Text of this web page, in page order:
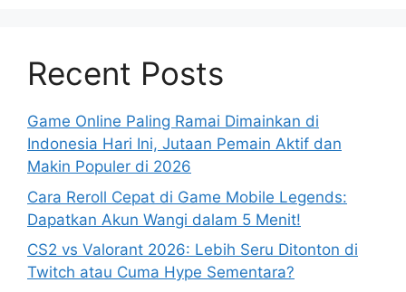
Recent Posts
Game Online Paling Ramai Dimainkan di
Indonesia Hari Ini, Jutaan Pemain Aktif dan
Makin Populer di 2026
Cara Reroll Cepat di Game Mobile Legends:
Dapatkan Akun Wangi dalam 5 Menit!
CS2 vs Valorant 2026: Lebih Seru Ditonton di
Twitch atau Cuma Hype Sementara?